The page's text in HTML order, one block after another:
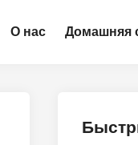
О нас Домашняя